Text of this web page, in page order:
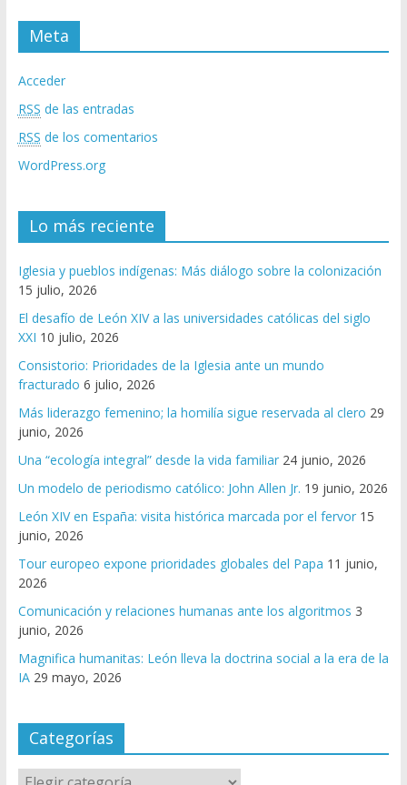
Meta
Acceder
RSS de las entradas
RSS de los comentarios
WordPress.org
Lo más reciente
Iglesia y pueblos indígenas: Más diálogo sobre la colonización
15 julio, 2026
El desafío de León XIV a las universidades católicas del siglo
XXI 10 julio, 2026
Consistorio: Prioridades de la Iglesia ante un mundo
fracturado 6 julio, 2026
Más liderazgo femenino; la homilía sigue reservada al clero 29
junio, 2026
Una “ecología integral” desde la vida familiar 24 junio, 2026
Un modelo de periodismo católico: John Allen Jr. 19 junio, 2026
León XIV en España: visita histórica marcada por el fervor 15
junio, 2026
Tour europeo expone prioridades globales del Papa 11 junio,
2026
Comunicación y relaciones humanas ante los algoritmos 3
junio, 2026
Magnifica humanitas: León lleva la doctrina social a la era de la
IA 29 mayo, 2026
Categorías